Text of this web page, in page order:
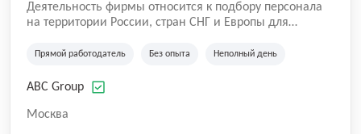
Деятельность фирмы относится к подбору персонала
на территории России, стран СНГ и Европы для
культуре и развлечениям, информационным
Прямой работодатель Без опыта Неполный день
ABC Group
Москва